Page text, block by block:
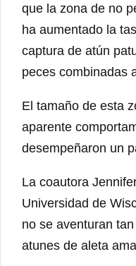
que la zona de no
ha aumentado la
captura de atún
peces combinadas
El tamaño de esta
aparente
desempeñaron un
La coautora
Universidad de
no se aventuran
atunes de aleta